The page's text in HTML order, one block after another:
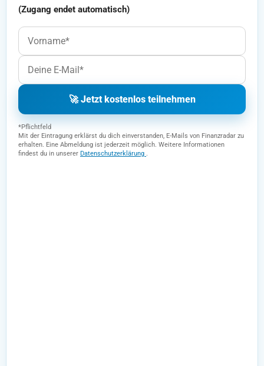
(Zugang endet automatisch)
🚀 Jetzt kostenlos teilnehmen
*Pflichtfeld
Mit der Eintragung erklärst du dich einverstanden, E-Mails von Finanzradar zu
erhalten. Eine Abmeldung ist jederzeit möglich. Weitere Informationen
findest du in unserer Datenschutzerklärung .